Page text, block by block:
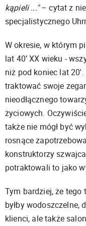
kąpieli ..."– cytat z
specjalistycznego
W okresie, w którym
lat 40’ XX wieku -
niż pod koniec lat 20'.
traktować swoje
nieodłącznego
życiowych.
także nie mógł być
rosnące
konstruktorzy
potraktowali to jako
Tym bardziej, że tego
byłby wodoszczelne,
klienci, ale także